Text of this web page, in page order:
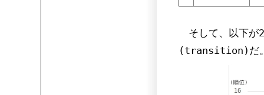
そして、以下が
(transition)だ